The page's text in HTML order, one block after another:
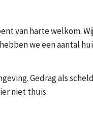
van harte welkom.
we een aantal
Gedrag als
niet thuis.